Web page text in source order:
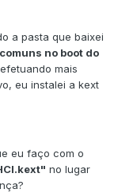
a pasta que baixei
no boot do
mais
eu instalei a kext
eu faço com o
no lugar